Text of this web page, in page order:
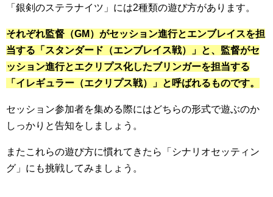
「銀剣のステラナイツ」には2種類の遊び方があります。
それぞれ監督（GM）がセッション進行とエンブレイスを担
当する「スタンダード（エンブレイス戦）」と、監督がセ
ッション進行とエクリプス化したブリンガーを担当する
「イレギュラー（エクリプス戦）」と呼ばれるものです。
セッション参加者を集める際にはどちらの形式で遊ぶのか
しっかりと告知をしましょう。
またこれらの遊び方に慣れてきたら「シナリオセッティン
グ」にも挑戦してみましょう。